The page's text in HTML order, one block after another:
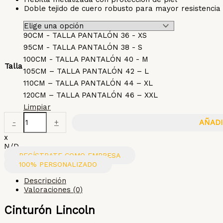
Doble tejido de cuero robusto para mayor resistencia
Talla
90CM - TALLA PANTALÓN 36 - XS
95CM - TALLA PANTALÓN 38 - S
100CM - TALLA PANTALÓN 40 - M
105CM – TALLA PANTALÓN 42 – L
110CM – TALLA PANTALÓN 44 – XL
120CM – TALLA PANTALÓN 46 – XXL
Limpiar
-
+
x
N/D
REGÍSTRATE COMO EMPRESA
100% PERSONALIZADO
Descripción
Valoraciones (0)
Cinturón Lincoln